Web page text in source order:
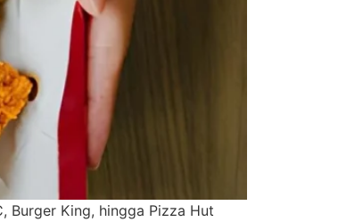
Burger King, hingga Pizza Hut